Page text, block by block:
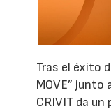
Tras el éxito
MOVE” junto
CRIVIT da